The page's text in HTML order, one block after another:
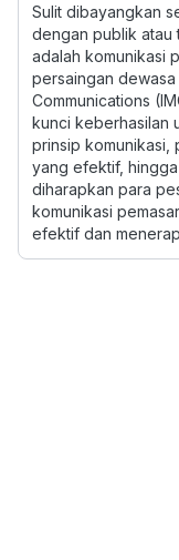
Sulit dibayangkan
dengan publik atau
adalah komunikasi
persaingan
Communications
kunci keberhasilan
prinsip komunikasi,
yang efektif,
diharapkan para
komunikasi
efektif dan